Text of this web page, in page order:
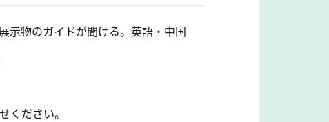
示物のガイドが聞ける。英語・中国
ください。